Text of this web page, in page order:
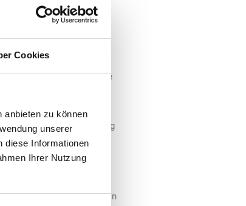
Cookies
anbieten zu können
unserer
diese Informationen
Ihrer Nutzung
oder Verträge
eine
wird.
Union die Einführung von
beseitigt und eine
hat Scheidt &
eine fortschrittliche Lösung
Elektrofahrzeugen
Modell der Ladestation.
verwaltet der Anbieter von